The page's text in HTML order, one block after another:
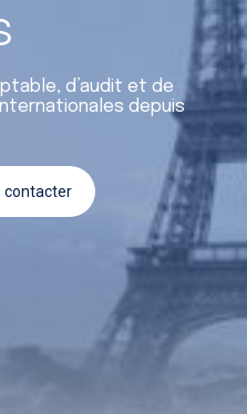
d’audit et de
depuis
contacter